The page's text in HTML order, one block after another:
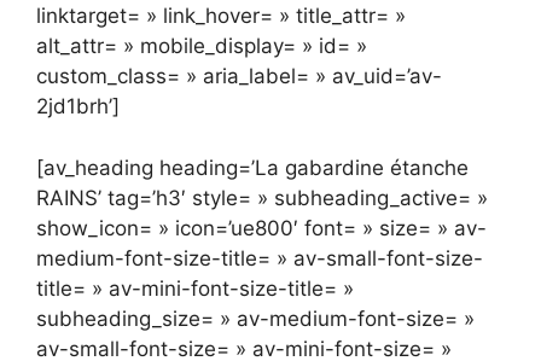
linktarget= » link_hover= » title_attr= »
alt_attr= » mobile_display= » id= »
custom_class= » aria_label= » av_uid=’av-
2jd1brh’]
[av_heading heading=’La gabardine étanche
RAINS’ tag=’h3′ style= » subheading_active= »
show_icon= » icon=’ue800′ font= » size= » av-
medium-font-size-title= » av-small-font-size-
title= » av-mini-font-size-title= »
subheading_size= » av-medium-font-size= »
av-small-font-size= » av-mini-font-size= »